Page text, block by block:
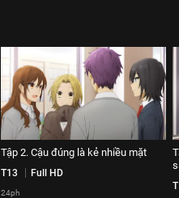
Tập 2. Cậu đúng là kẻ nhiều mặt
T13 Full HD
24ph